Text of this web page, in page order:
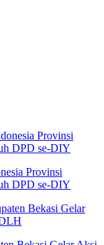
Provinsi
DPD se-DIY